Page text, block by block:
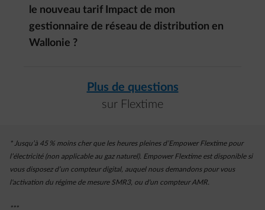
le nouveau tarif Impact de mon
gestionnaire de réseau de distribution en
Wallonie ?
Plus de questions
sur Flextime
* Jusqu’à 45 % moins cher que les heures pleines d’Empower Flextime pour
l’électricité (non applicable au gaz naturel). Empower Flextime est disponible si
vous disposez d’un compteur digital, auquel nous demandons pour vous
l'activation du régime de mesure SMR3, ou d'un compteur AMR.
***